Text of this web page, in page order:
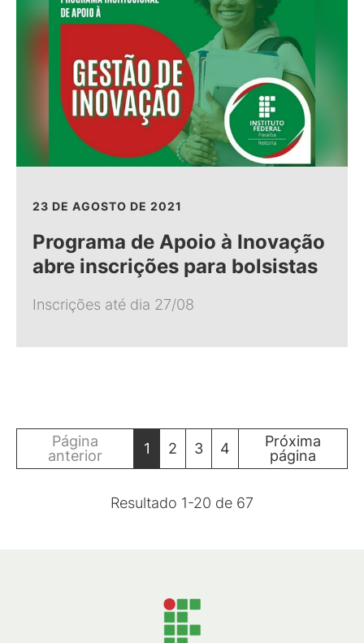
23 DE AGOSTO DE 2021
Programa de Apoio à Inovação
abre inscrições para bolsistas
Inscrições até dia 27/08
Página
anterior
1 2 3 4
Próxima
página
Resultado 1-20 de 67